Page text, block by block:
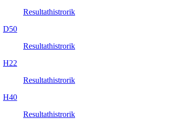
Resultathistrorik
D50
Resultathistrorik
H22
Resultathistrorik
H40
Resultathistrorik